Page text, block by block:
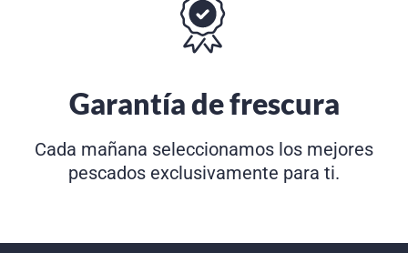
Garantía de frescura
Cada mañana seleccionamos los mejores
pescados exclusivamente para ti.